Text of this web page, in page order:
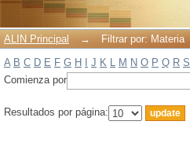
ALIN Principal →
Filtrar por: Materia
A B C D E F G H J K L M N O P Q R S
Comienza por
Resultados por página: